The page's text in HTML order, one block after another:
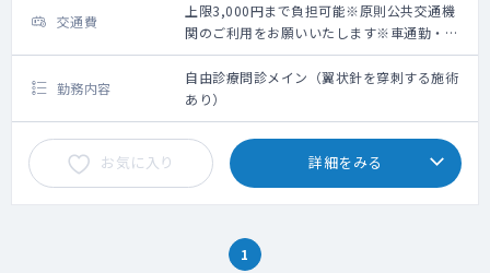
交通費
上限3,000円まで負担可能※原則公共交通機
関のご利用をお願いいたします※車通勤・タ
クシー利用要相談
勤務内容
自由診療問診メイン（翼状針を穿刺する施術
あり）
お気に入り 詳細をみる
1